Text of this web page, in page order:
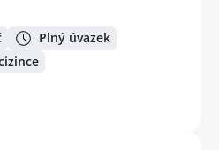
Plný úvazek